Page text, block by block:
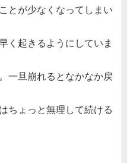
とが少なくなってしまい
く起きるようにしていま
一旦崩れるとなかなか戻
ちょっと無理して続ける